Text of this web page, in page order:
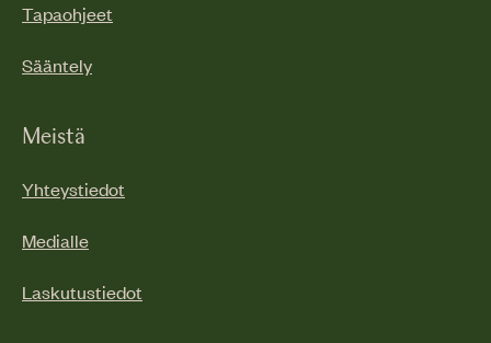
Tapaohjeet
Sääntely
Meistä
Yhteystiedot
Medialle
Laskutustiedot